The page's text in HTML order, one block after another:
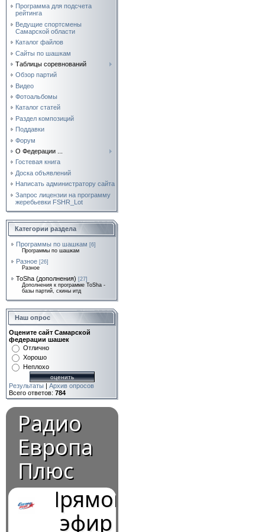
Программа для подсчета
рейтинга
Ведущие спортсмены
Самарской области
Каталог файлов
Сайты по шашкам
Таблицы соревнований
Обзор партий
Видео
Фотоальбомы
Каталог статей
Раздел композиций
Поддавки
Форум
О Федерации ...
Гостевая книга
Доска объявлений
Написать администратору сайта
Запрос лицензии на программу
жеребьевки FSHR_Lot
Категории раздела
Программы по шашкам [6]
Программы по шашкам
Разное [26]
Разное
ToSha (дополнения) [27]
Дополнения к программе ToSha -
базы партий, скины итд
Наш опрос
Оцените сайт Самарской
федерации шашек
Отлично
Хорошо
Неплохо
Результаты | Архив опросов
Всего ответов: 784
Радио
Европа
Плюс
Прямой
эфир